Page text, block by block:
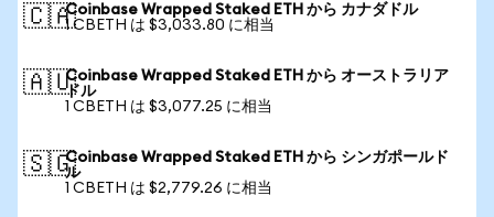
🇨🇦Coinbase Wrapped Staked ETH から カナダドル
1 CBETH は $3,033.80 に相当
🇦🇺Coinbase Wrapped Staked ETH から オーストラリア
ドル
1 CBETH は $3,077.25 に相当
🇸🇬Coinbase Wrapped Staked ETH から シンガポールド
ル
1 CBETH は $2,779.26 に相当